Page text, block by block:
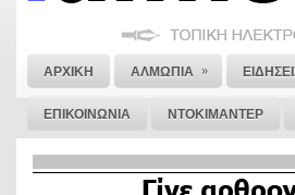
ΑΡΧΙΚΗ ΑΛΜΩΠΙΑ »
ΕΠΙΚΟΙΝΩΝΙΑ ΝΤΟΚΙΜΑΝΤΕΡ